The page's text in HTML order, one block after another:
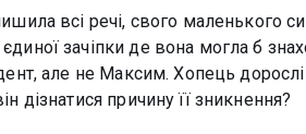
всі речі, свого маленького
зачіпки де вона могла б
але не Максим. Хопець
дізнатися причину її зникнення?